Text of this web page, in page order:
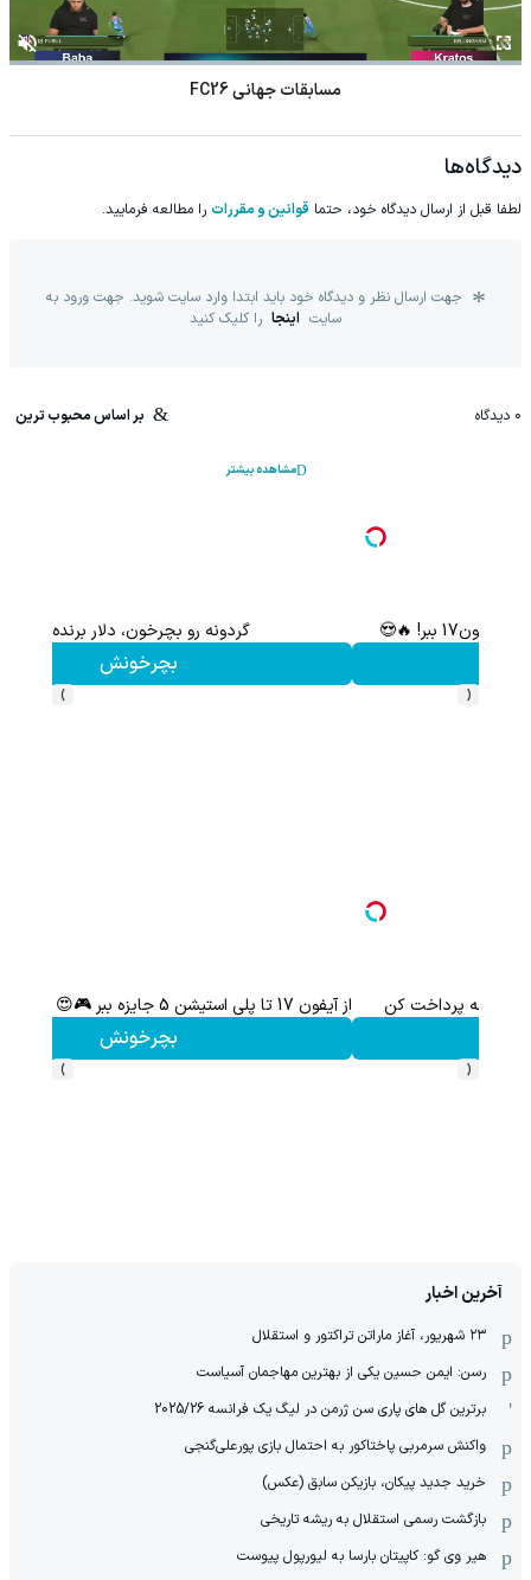
مسابقات جهانی FC26
دیدگاه‌ها
لطفا قبل از ارسال دیدگاه خود، حتما قوانین و مقررات را مطالعه فرمایید.
جهت ارسال نظر و دیدگاه خود باید ابتدا وارد سایت شوید. جهت ورود به
سایت اینجا را کلیک کنید
0 دیدگاه بر اساس محبوب ترین
مشاهده بیشتر
گردونه شانس بدون پوچ | بچرخونش بیت کوین ببر! 🔥😍
‹
›
ثبت نام کن؛خرید کن؛نقره ببر
‹
›
آخرین اخبار
۲۳ شهریور، آغاز ماراتن تراکتور و استقلال
رسن: ایمن حسین یکی از بهترین مهاجمان آسیاست
برترین گل های پاری سن ژرمن در لیگ یک فرانسه 2025/26
واکنش سرمربی پاختاکور به احتمال بازی پورعلی‌گنجی
خرید جدید پیکان، بازیکن سابق (عکس)
بازگشت رسمی استقلال به ریشه تاریخی
هیر وی گو: کاپیتان بارسا به لیورپول پیوست